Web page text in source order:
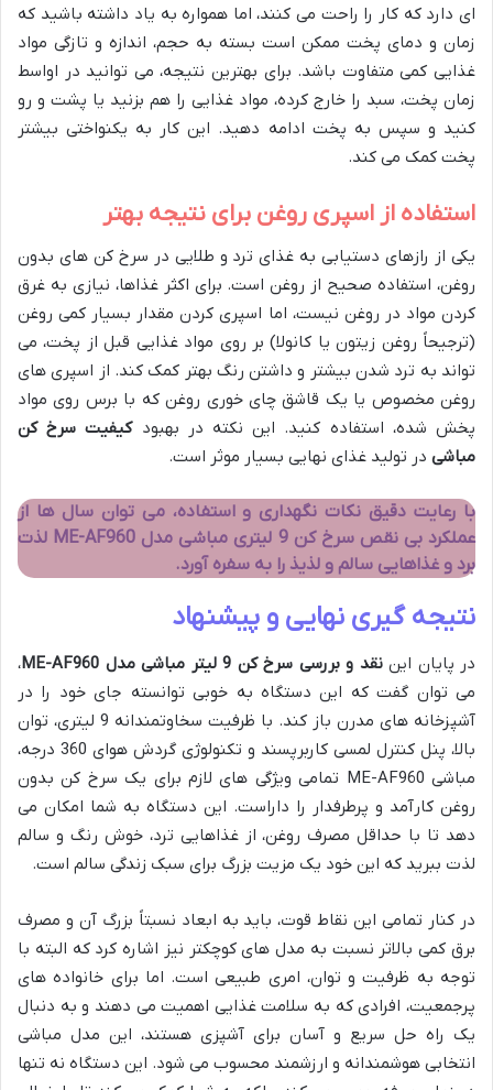
ای دارد که کار را راحت می کنند، اما همواره به یاد داشته باشید که
زمان و دمای پخت ممکن است بسته به حجم، اندازه و تازگی مواد
غذایی کمی متفاوت باشد. برای بهترین نتیجه، می توانید در اواسط
زمان پخت، سبد را خارج کرده، مواد غذایی را هم بزنید یا پشت و رو
کنید و سپس به پخت ادامه دهید. این کار به یکنواختی بیشتر
پخت کمک می کند.
استفاده از اسپری روغن برای نتیجه بهتر
یکی از رازهای دستیابی به غذای ترد و طلایی در سرخ کن های بدون
روغن، استفاده صحیح از روغن است. برای اکثر غذاها، نیازی به غرق
کردن مواد در روغن نیست، اما اسپری کردن مقدار بسیار کمی روغن
(ترجیحاً روغن زیتون یا کانولا) بر روی مواد غذایی قبل از پخت، می
تواند به ترد شدن بیشتر و داشتن رنگ بهتر کمک کند. از اسپری های
روغن مخصوص یا یک قاشق چای خوری روغن که با برس روی مواد
پخش شده، استفاده کنید. این نکته در بهبودکیفیت سرخ کن
مباشی در تولید غذای نهایی بسیار موثر است.
با رعایت دقیق نکات نگهداری و استفاده، می توان سال ها از
عملکرد بی نقص سرخ کن 9 لیتری مباشی مدل ME-AF960 لذت
برد و غذاهایی سالم و لذیذ را به سفره آورد.
نتیجه گیری نهایی و پیشنهاد
در پایان ایننقد و بررسی سرخ کن 9 لیتر مباشی مدل ME-AF960
،
می توان گفت که این دستگاه به خوبی توانسته جای خود را در
آشپزخانه های مدرن باز کند. با ظرفیت سخاوتمندانه 9 لیتری، توان
بالا، پنل کنترل لمسی کاربرپسند و تکنولوژی گردش هوای 360 درجه،
مباشی ME-AF960 تمامی ویژگی های لازم برای یک سرخ کن بدون
روغن کارآمد و پرطرفدار را داراست. این دستگاه به شما امکان می
دهد تا با حداقل مصرف روغن، از غذاهایی ترد، خوش رنگ و سالم
لذت ببرید که این خود یک مزیت بزرگ برای سبک زندگی سالم است.
در کنار تمامی این نقاط قوت، باید به ابعاد نسبتاً بزرگ آن و مصرف
برق کمی بالاتر نسبت به مدل های کوچکتر نیز اشاره کرد که البته با
توجه به ظرفیت و توان، امری طبیعی است. اما برای خانواده های
پرجمعیت، افرادی که به سلامت غذایی اهمیت می دهند و به دنبال
یک راه حل سریع و آسان برای آشپزی هستند، این مدل مباشی
انتخابی هوشمندانه و ارزشمند محسوب می شود. این دستگاه نه تنها